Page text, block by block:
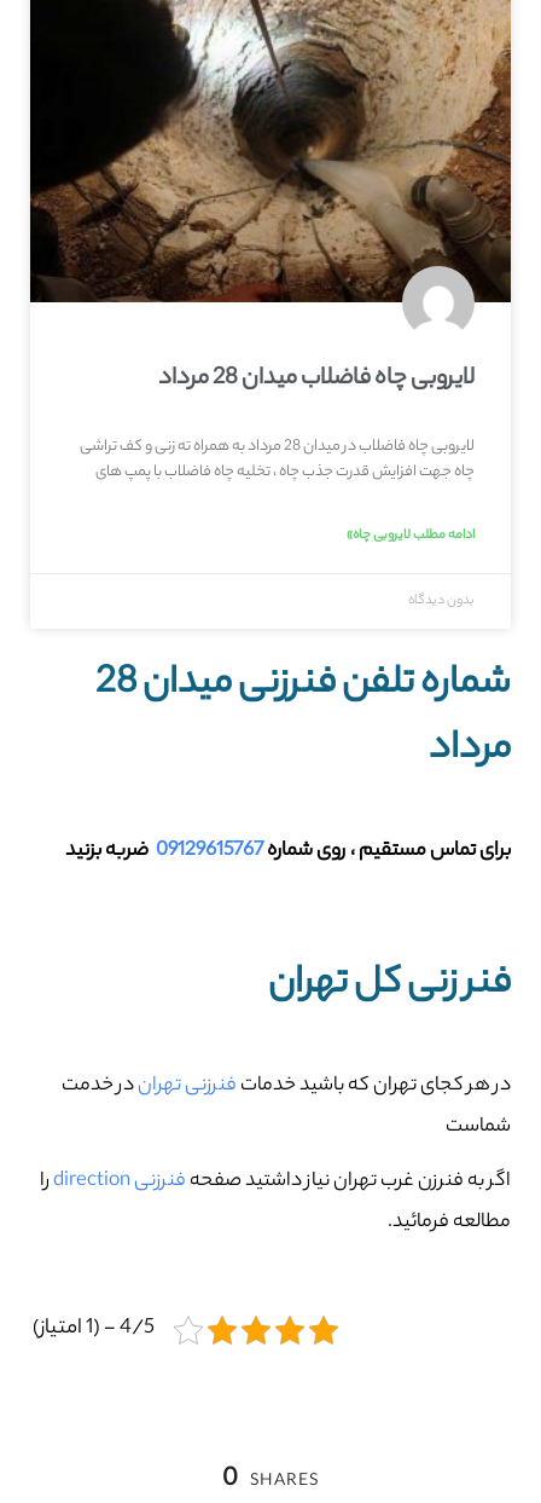
لایروبی چاه فاضلاب میدان 28 مرداد
لایروبی چاه فاضلاب در میدان 28 مرداد به همراه ته زنی و کف تراشی
چاه جهت افزایش قدرت جذب چاه ، تخلیه چاه فاضلاب با پمپ های
ادامه مطلب لایروبی چاه»
بدون دیدگاه
شماره تلفن فنرزنی میدان 28
مرداد
برای تماس مستقیم ، روی شماره09129615767 ضربه بزنید
فنر زنی کل تهران
در هر کجای تهران که باشید خدماتفنرزنی تهراندر خدمت
شماست
اگر به فنرزن غرب تهران نیاز داشتید صفحهفنرزنی direction
را
مطالعه فرمائید.
4/5 - (1 امتیاز)
0 SHARES